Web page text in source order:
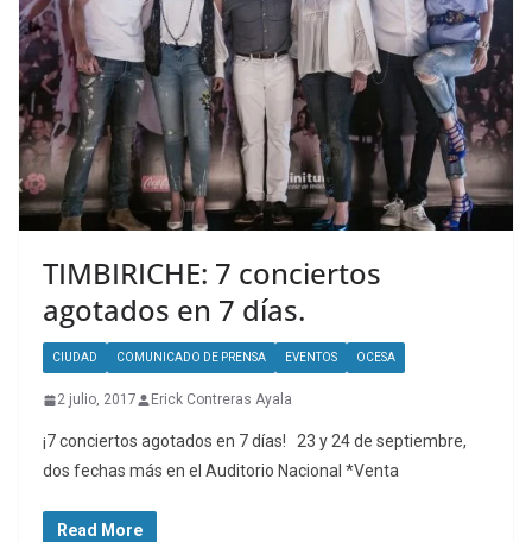
TIMBIRICHE: 7 conciertos
agotados en 7 días.
CIUDAD COMUNICADO DE PRENSA EVENTOS OCESA
2 julio, 2017 Erick Contreras Ayala
¡7 conciertos agotados en 7 días! 23 y 24 de septiembre,
dos fechas más en el Auditorio Nacional *Venta
Read More